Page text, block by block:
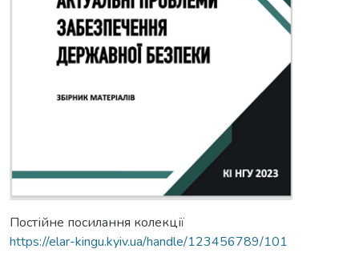
Постійне посилання колекції
https://elar-kingu.kyiv.ua/handle/123456789/101